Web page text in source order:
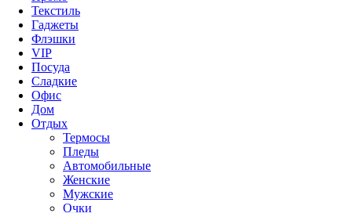
Текстиль
Гаджеты
Флэшки
VIP
Посуда
Сладкие
Офис
Дом
Отдых
Термосы
Пледы
Автомобильные
Женские
Мужские
Очки